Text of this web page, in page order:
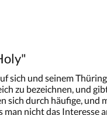
und seinem
zu bezeichnen, und
durch häufige, und
nicht das Interesse